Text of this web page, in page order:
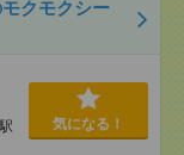
クモクシー
気になる！